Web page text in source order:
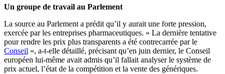
Un groupe de travail au Parlement
La source au Parlement a prédit qu’il y aurait une forte pression,
exercée par les entreprises pharmaceutiques. « La dernière tentative
pour rendre les prix plus transparents a été contrecarrée par le
Conseil », a-t-elle détaillé, précisant qu’en juin dernier, le Conseil
européen lui-même avait admis qu’il fallait analyser le système de
prix actuel, l’état de la compétition et la vente des génériques.